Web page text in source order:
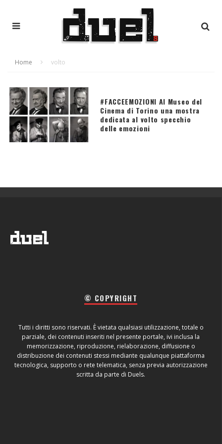
Home volto
#FACCEEMOZIONI Al Museo del
Cinema di Torino una mostra
dedicata al volto specchio
delle emozioni
© COPYRIGHT
Tutti i diritti sono riservati. È vietata qualsiasi utilizzazione, totale o
parziale, dei contenuti inseriti nel presente portale, ivi inclusa la
memorizzazione, riproduzione, rielaborazione, diffusione o
distribuzione dei contenuti stessi mediante qualunque piattaforma
tecnologica, supporto o rete telematica, senza previa autorizzazione
scritta da parte di Duels.